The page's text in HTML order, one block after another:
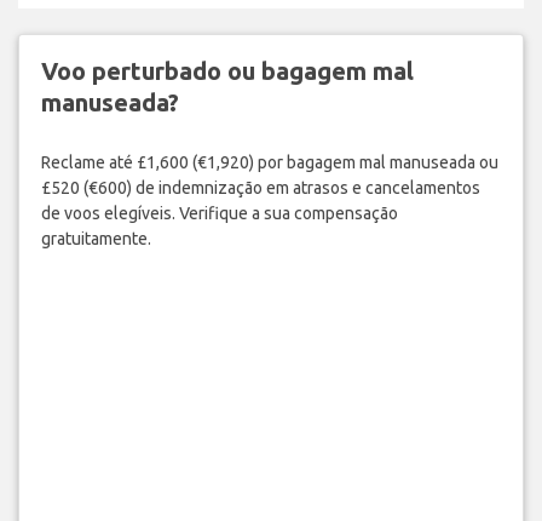
Voo perturbado ou bagagem mal
manuseada?
Reclame até £1,600 (€1,920) por bagagem mal manuseada ou
£520 (€600) de indemnização em atrasos e cancelamentos
de voos elegíveis. Verifique a sua compensação
gratuitamente.